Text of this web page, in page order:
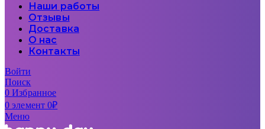
Наши работы
Отзывы
Доставка
О нас
Контакты
Войти
Поиск
0Избранное
0элемент 0₽
Меню